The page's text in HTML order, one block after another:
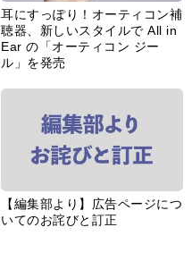
耳にすっぽり！オーティコン補
聴器、新しいスタイルで All in
Ear の「オーティコン ジー
ル」を発売
【編集部より】広告ページにつ
いてのお詫びと訂正